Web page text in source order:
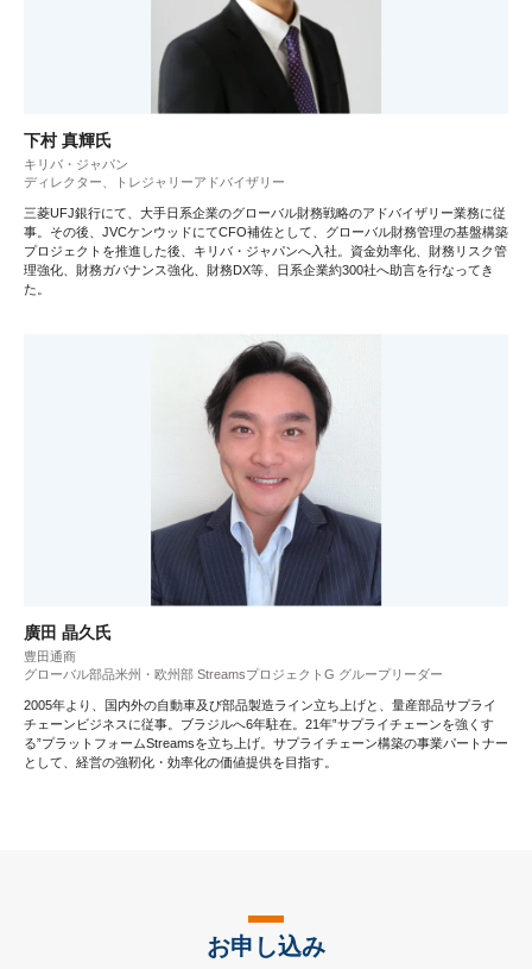
下村 真輝氏
キリバ・ジャパン
ディレクター、トレジャリーアドバイザリー
三菱UFJ銀行にて、大手日系企業のグローバル財務戦略のアドバイザリー業務に従
事。その後、JVCケンウッドにてCFO補佐として、グローバル財務管理の基盤構築
プロジェクトを推進した後、キリバ・ジャパンへ入社。資金効率化、財務リスク管
理強化、財務ガバナンス強化、財務DX等、日系企業約300社へ助言を行なってき
た。
廣田 晶久氏
豊田通商
グローバル部品米州・欧州部 StreamsプロジェクトG グループリーダー
2005年より、国内外の自動車及び部品製造ライン立ち上げと、量産部品サプライ
チェーンビジネスに従事。ブラジルへ6年駐在。21年‟サプライチェーンを強くす
る”プラットフォームStreamsを立ち上げ。サプライチェーン構築の事業パートナー
として、経営の強靭化・効率化の価値提供を目指す。
お申し込み